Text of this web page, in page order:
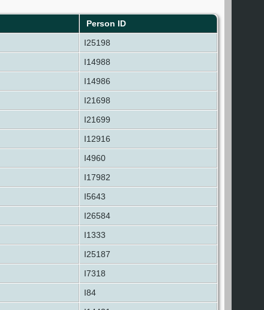
Person ID
I25198
I14988
I14986
I21698
I21699
I12916
I4960
I17982
I5643
I26584
I1333
I25187
I7318
I84